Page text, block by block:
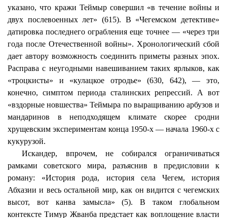
указано, что кражи Теймырсовершил «в течение войны и
двух послевоенных лет» (615). В «Чегемском детективе»
датировка последнего ограбления еще точнее — «через три
года после Отечественной войны». Хронологический сбой
дает автору возможность соединить приметы разных эпох.
Расправас неугодными навешиванием таких ярлыков, как
«троцкисты» и «кулацкое отродье» (630, 642), — это,
конечно, симптом периода сталинских репрессий. А вот
«вздорные новшества»Теймыра по выращиванию арбузов и
мандаринов в неподходящем климате скорее сродни
хрущевским экспериментам конца 1950-х — начала 1960-х с
кукурузой.
Искандер, впрочем, не собирался ограничиваться
рамками советского мира, разъяснив в предисловии к
роману: «История рода, история села Чегем, история
Абхазии и весь остальной мир, как он видится с чегемских
высот, вот канва замысла» (5). В таком глобальном
контексте Тимур Жванба предстает как воплощение власти